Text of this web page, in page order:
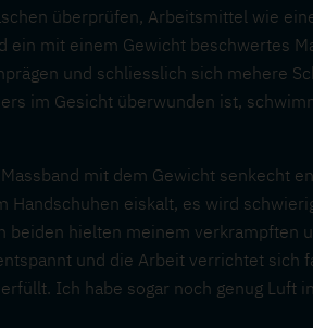
überprüfen, Arbeitsmittel wie
ein mit einem Gewicht beschwertes
und schliesslich sich mehere
im Gesicht überwunden ist,
mit dem Gewicht senkecht
Handschuhen eiskalt, es wird
beiden hielten meinem verkrampften
und die Arbeit verrichtet sich
Ich habe sogar noch genug Luft